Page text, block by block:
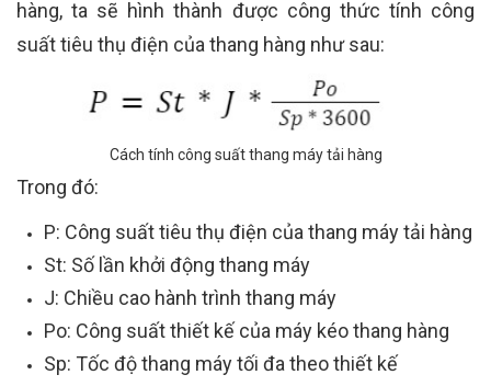
hàng, ta sẽ hình thành được công thức tính công
suất tiêu thụ điện của thang hàng như sau:
Cách tính công suất thang máy tải hàng
Trong đó:
P: Công suất tiêu thụ điện của thang máy tải hàng
St: Số lần khởi động thang máy
J: Chiều cao hành trình thang máy
Po: Công suất thiết kế của máy kéo thang hàng
Sp: Tốc độ thang máy tối đa theo thiết kế